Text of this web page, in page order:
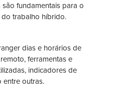
são fundamentais para o
trabalho híbrido.
dias e horários de
ferramentas e
indicadores de
entre outras.